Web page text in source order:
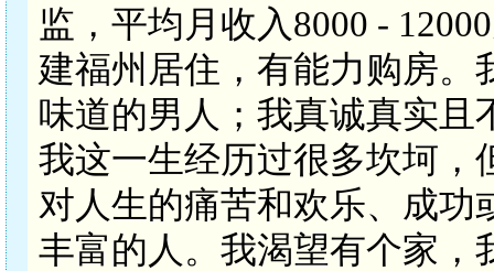
监，平均月收入8000 -
建福州居住，有能力购房。
味道的男人；我真诚真实且
我这一生经历过很多坎坷，
对人生的痛苦和欢乐、成
丰富的人。我渴望有个家，